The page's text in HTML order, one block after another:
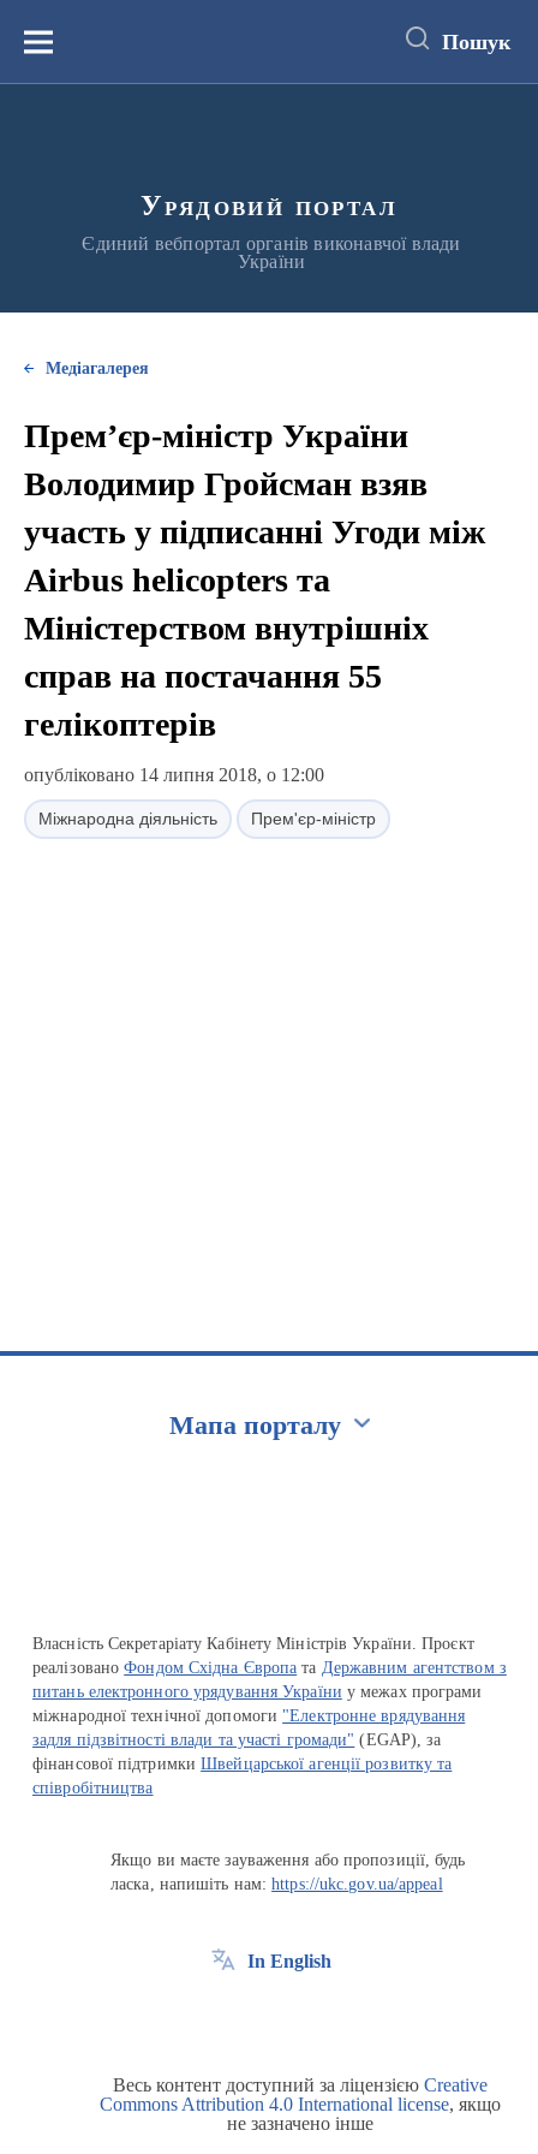
вмістуМеню Пошук
Урядовий портал
Єдиний вебпортал органів виконавчої влади
України
Медіагалерея
Прем’єр-міністр України
Володимир Гройсман взяв
участь у підписанні Угоди між
Airbus helicopters та
Міністерством внутрішніх
справ на постачання 55
гелікоптерів
опубліковано 14 липня 2018, о 12:00
Міжнародна діяльність Прем'єр-міністр
Мапа порталу
Власність Секретаріату Кабінету Міністрів України. Проєкт
реалізованоФондом Східна Європа та Державним агентством з
питань електронного урядування України у межах програми
міжнародної технічної допомоги "Електронне врядування
задля підзвітності влади та участі громади" (EGAP), за
фінансової підтримкиШвейцарської агенції розвитку та
співробітництва
Якщо ви маєте зауваження або пропозиції, будь
ласка, напишіть нам:https://ukc.gov.ua/appeal
In English
Весь контент доступний за ліцензією Creative
Commons Attribution 4.0 International license, якщо
не зазначено інше